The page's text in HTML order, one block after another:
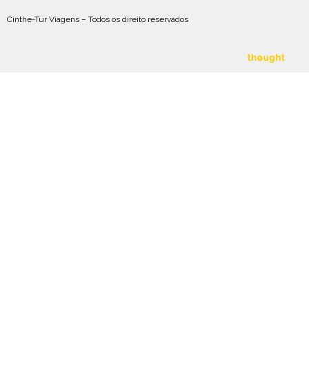
Cinthe-Tur Viagens – Todos os direito reservados